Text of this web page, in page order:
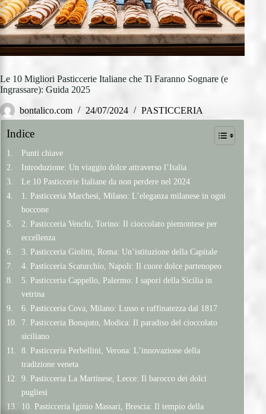
Le 10 Migliori Pasticcerie Italiane che Ti Faranno Sognare (e
Ingrassare): Guida 2025
bontalico.com 24/07/2024 PASTICCERIA
Indice
Punti chiave
Introduzione: Un viaggio dolce attraverso l’Italia
Le 10 Pasticcerie Italiane da non perdere nel 2024
1. Pasticceria Marchesi, Milano: L’eleganza milanese in ogni
boccone
2. Pasticceria Venchi, Torino: Il cioccolato piemontese per
eccellenza
3. Pasticceria Giolitti, Roma: Un’istituzione della Capitale
4. Pasticceria Scaturchio, Napoli: Il cuore dolce partenopeo
5. Pasticceria Cappello, Palermo: I sapori della Sicilia in
vetrina
6. Pasticceria Cova, Milano: Lusso e raffinatezza dal 1817
7. Pasticceria Bonajuto, Modica: Il paradiso del cioccolato
siciliano
8. Pasticceria Perbellini, Verona: L’innovazione della
tradizione veneta
9. Pasticceria La Martinese, Lecce: Il barocco dei dolci
pugliesi
10. Pasticceria Iginio Massari, Brescia: Il tempio della